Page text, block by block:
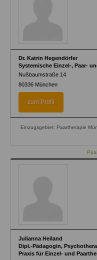
Dr. Katrin Hegendörfer
Systemische Einzel-, Paar-
Nußbaumstraße 14
80336 München
zum Profil
Einzugsgebiet: Paartherapie
Julianna Heiland
Dipl.-Pädagogin,
Praxis für Einzel- und